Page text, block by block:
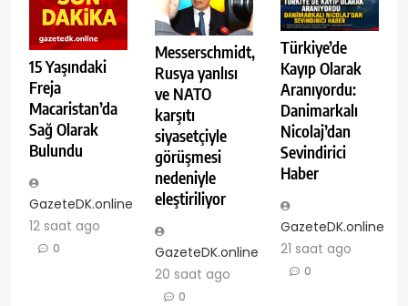
15 Yaşındaki
Freja
Macaristan’da
Sağ Olarak
Bulundu
GazeteDK.online
12 saat ago
0
Messerschmidt,
Rusya yanlısı
ve NATO
karşıtı
siyasetçiyle
görüşmesi
nedeniyle
eleştiriliyor
GazeteDK.online
20 saat ago
0
Türkiye’de
Kayıp Olarak
Aranıyordu:
Danimarkalı
Nicolaj’dan
Sevindirici
Haber
GazeteDK.online
21 saat ago
0